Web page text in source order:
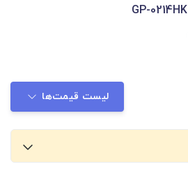
لیست قیمت‌ها